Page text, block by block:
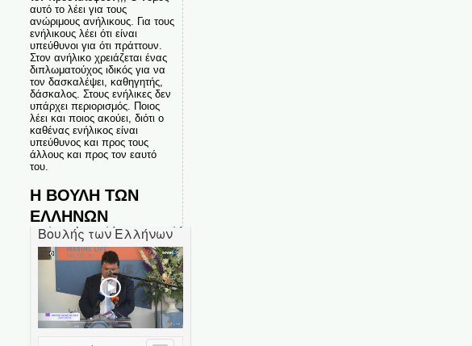
αυτό το λέει για τους
ανώριμους ανήλικους. Για τους
ενήλικους λέει ότι είναι
υπεύθυνοι για ότι πράττουν.
Στον ανήλικο χρειάζεται ένας
διπλωματούχος ιδικός για να
τον δασκαλέψει, καθηγητής,
δάσκαλος. Στους ενήλικες δεν
υπάρχει περιορισμός. Ποιος
λέει και ποιος ακούει, διότι ο
καθένας ενήλικος είναι
υπεύθυνος και προς τους
άλλους και προς τον εαυτό
του.
Η ΒΟΥΛΗ ΤΩΝ
ΕΛΛΗΝΩΝ